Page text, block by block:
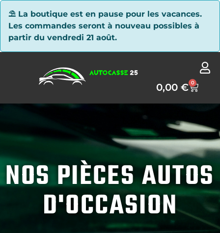
⛱ La boutique est en pause pour les vacances.
Les commandes seront à nouveau possibles à
partir du vendredi 21 août.
0,00€ 0
NOS PIÈCES AUTOS
D'OCCASION
Panneau de gestion des cookies